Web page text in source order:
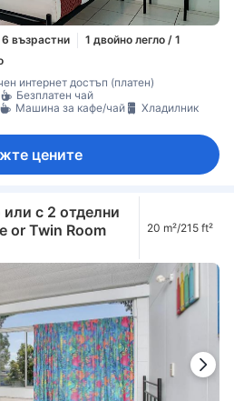
възрастни
1 двойно легло / 1
интернет достъп (платен)
Безплатен чай
Машина за кафе/чай
Хладилник
цените
или с 2 отделни
or Twin Room
20 m²/215 ft²